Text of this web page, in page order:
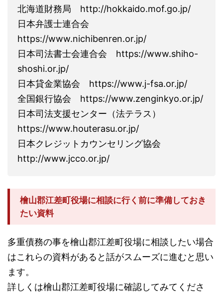
北海道財務局 http://hokkaido.mof.go.jp/
日本弁護士連合会
https://www.nichibenren.or.jp/
日本司法書士会連合会 https://www.shiho-
shoshi.or.jp/
日本貸金業協会 https://www.j-fsa.or.jp/
全国銀行協会 https://www.zenginkyo.or.jp/
日本司法支援センター（法テラス）
https://www.houterasu.or.jp/
日本クレジットカウンセリング協会
http://www.jcco.or.jp/
檜山郡江差町役場に相談に行く前に準備しておき
たい資料
多重債務の事を檜山郡江差町役場に相談したい場合
はこれらの資料があると話がスムーズに進むと思い
ます。
詳しくは檜山郡江差町役場に確認してみてくださ